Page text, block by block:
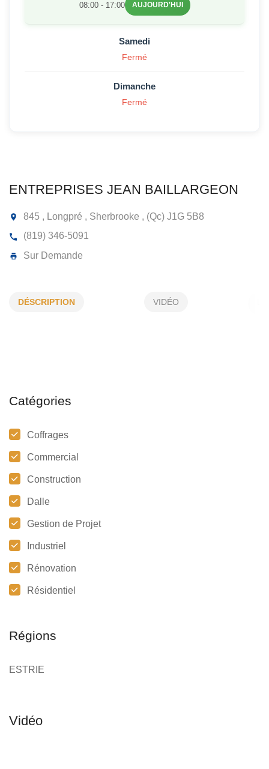
845 , Longpré , Sherbrooke , (Qc) J1G 5B8
DÉSCRIPTION VIDÉO
Catégories
Coffrages
Commercial
Construction
Dalle
Gestion de Projet
Industriel
Rénovation
Résidentiel
Régions
ESTRIE
08:00 - 17:00 AUJOURD'HUI
Samedi
Fermé
Dimanche
Fermé